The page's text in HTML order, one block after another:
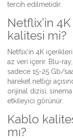
tercih edilmelidir.
Netflix’in
kalitesi mi?
Netflix’in 4K
az veri içerir. Blu-
sadece 15-25 Gb/
hareket netliği
orijinal dizisi,
etkileyici görünür.
Kablo
mı?